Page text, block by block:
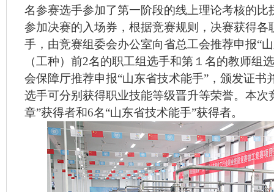
名参赛选手参加了第一阶段的线上理论考核的比
参加决赛的入场券，根据竞赛规则，决赛获得
手，由竞赛组委会办公室向省总工会推荐申报“
（工种）前2名的职工组选手和第１名的教师组
会保障厅推荐申报“山东省技术能手”，颁发证
选手可分别获得职业技能等级晋升等荣誉。本次
章”获得者和6名“山东省技术能手”获得者。